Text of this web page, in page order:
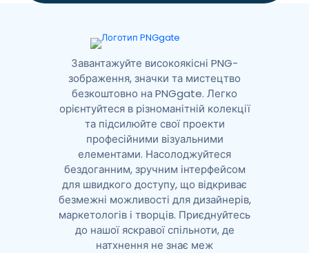
Завантажуйте високоякісні PNG-
зображення, значки та мистецтво
безкоштовно на PNGgate. Легко
орієнтуйтеся в різноманітній колекції
та підсилюйте свої проекти
професійними візуальними
елементами. Насолоджуйтеся
бездоганним, зручним інтерфейсом
для швидкого доступу, що відкриває
безмежні можливості для дизайнерів,
маркетологів і творців. Приєднуйтесь
до нашої яскравої спільноти, де
натхнення не знає меж